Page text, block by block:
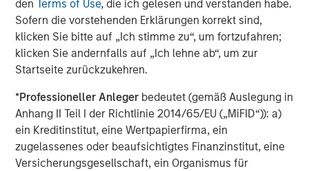
den Terms of Use, die ich gelesen und verstanden habe.
Sofern die vorstehenden Erklärungen korrekt sind,
klicken Sie bitte auf „Ich stimme zu“, um fortzufahren;
klicken Sie andernfalls auf „Ich lehne ab“, um zur
Startseite zurückzukehren.
*Professioneller Anleger bedeutet (gemäß Auslegung in
Anhang II Teil I der Richtlinie 2014/65/EU („MiFID“)): a)
ein Kreditinstitut, eine Wertpapierfirma, ein
zugelassenes oder beaufsichtigtes Finanzinstitut, eine
Versicherungsgesellschaft, ein Organismus für
private equity investors in Asia-Pacific, having invested in
the region for over 20 years. Private Equity Asia invests
primarily in highly structured minority investments and
control buyouts in growth-oriented companies at
is led by senior professionals with extensive industry
relationships, in-depth market knowledge and the ability
to apply international investment principles within each
local context. Private Equity Asia has offices in Hong
Kong, Beijing, Shanghai, Seoul, Tokyo, Mumbai and New